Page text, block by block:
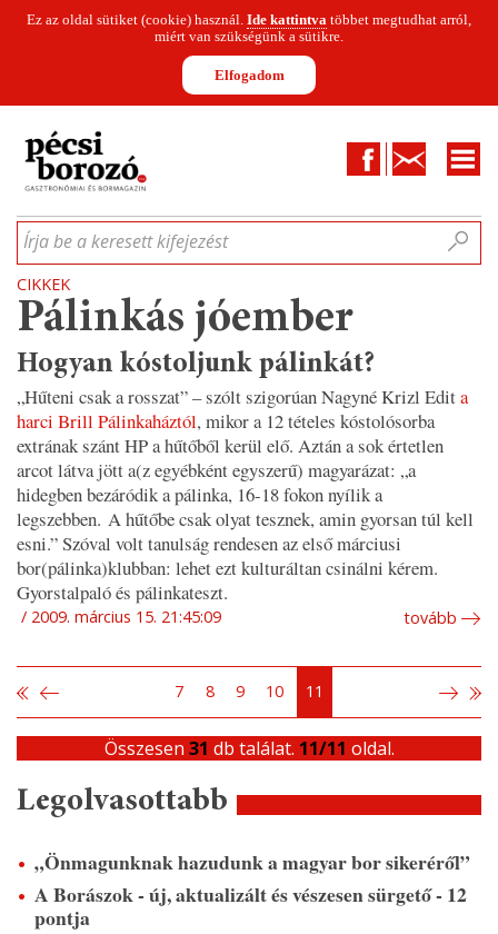
Ez az oldal sütiket (cookie) használ. Ide kattintva többet megtudhat arról,
miért van szükségünk a sütikre.
Elfogadom
FacebookKapcsolat
CIKKEKHÍREKINFOGRAFIKÁKMUNKATÁRSAKWINESOFA
Írja be a keresett kifejezést
CIKKEK
Pálinkás jóember
Hogyan kóstoljunk pálinkát?
„Hűteni csak a rosszat”– szólt szigorúan Nagyné Krizl Edita
harci Brill Pálinkaháztól, mikor a 12 tételes kóstolósorba
extrának szánt HP a hűtőből kerül elő. Aztán a sok értetlen
arcot látva jött a(z egyébként egyszerű) magyarázat: „a
hidegben bezáródik a pálinka, 16-18 fokon nyílik a
legszebben. A hűtőbe csak olyat tesznek, amin gyorsan túl kell
esni.”Szóval volt tanulság rendesen az első márciusi
bor(pálinka)klubban: lehet ezt kulturáltan csinálni kérem.
Gyorstalpaló és pálinkateszt.
2009. március 15. 21:45:09 tovább
7 8 9 10 11
Összesen 31 db találat. 11/11 oldal.
Legolvasottabb
„Önmagunknak hazudunk a magyar bor sikeréről”
A Borászok - új, aktualizált és vészesen sürgető - 12
pontja